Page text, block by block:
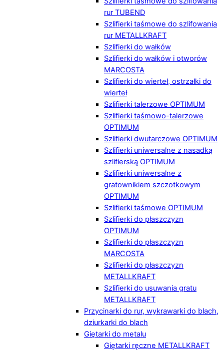
rur TUBEND
Szlifierki taśmowe do szlifowania
rur METALLKRAFT
Szlifierki do wałków
Szlifierki do wałków i otworów
MARCOSTA
Szlifierki do wierteł, ostrzałki do
wierteł
Szlifierki talerzowe OPTIMUM
Szlifierki taśmowo-talerzowe
OPTIMUM
Szlifierki dwutarczowe OPTIMUM
Szlifierki uniwersalne z nasadką
szlifierską OPTIMUM
Szlifierki uniwersalne z
gratownikiem szczotkowym
OPTIMUM
Szlifierki taśmowe OPTIMUM
Szlifierki do płaszczyzn
OPTIMUM
Szlifierki do płaszczyzn
MARCOSTA
Szlifierki do płaszczyzn
METALLKRAFT
Szlifierki do usuwania gratu
METALLKRAFT
Przycinarki do rur, wykrawarki do blach,
dziurkarki do blach
Giętarki do metalu
Giętarki ręczne METALLKRAFT